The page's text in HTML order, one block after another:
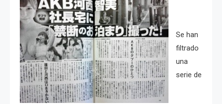
Se han
filtrado
una
serie de